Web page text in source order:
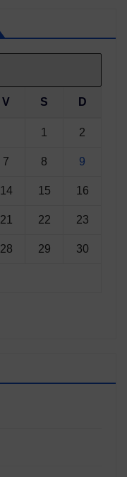
V S D
1 2
7 8 9
14 15 16
21 22 23
28 29 30